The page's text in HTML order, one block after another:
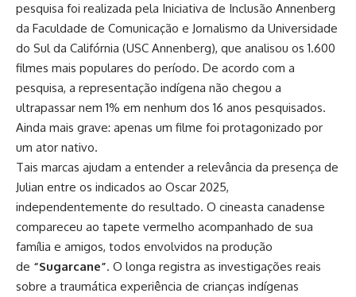
pesquisa foi realizada pela Iniciativa de Inclusão Annenberg
da Faculdade de Comunicação e Jornalismo da Universidade
do Sul da Califórnia (USC Annenberg), que analisou os 1.600
filmes mais populares do período. De acordo com a
pesquisa, a representação indígena não chegou a
ultrapassar nem 1% em nenhum dos 16 anos pesquisados.
Ainda mais grave: apenas um filme foi protagonizado por
um ator nativo.
Tais marcas ajudam a entender a relevância da presença de
Julian entre os indicados ao Oscar 2025,
independentemente do resultado. O cineasta canadense
compareceu ao tapete vermelho acompanhado de sua
família e amigos, todos envolvidos na produção
de “Sugarcane”. O longa registra as investigações reais
sobre a traumática experiência de crianças indígenas